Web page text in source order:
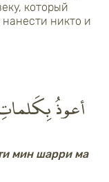
который
нанести никто и
أعوذُ
мин шарри ма